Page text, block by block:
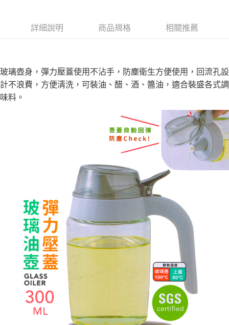
AFTEE先享後付是「在收到商品之後才付款」的支付方式。 讓您購物簡單
【「AFTEE先享後付」結帳流程】
１．於結帳方式選擇「AFTEE先享後付」後，將跳轉至「AFTEE先享後付」
結帳頁面，進行簡訊認證並確認金額後，即可完成結帳。
３．收到繳費通知簡訊後14天內，點擊此簡訊中的連結，可透過四大超商／
ATM／網路銀行／等多元方式進行付款，方視為交易完成。
※ 請注意：結帳手續完成當下不需立刻繳費，但若您需要取消訂單，請聯絡
購買商品的店家。未經商家同意取消之訂單仍視為有效，需透過AFTEE先享
※ 交易是否成功請以「AFTEE先享後付 」之結帳頁面顯示為準，若有關於
是否繳費成功／繳費後需取消欲退款等相關疑問，請聯繫「AFTEE先享後付
https://netprotections.freshdesk.com/support/home
【注意事項】
１．透過由恩沛科技股份有限公司提供之「AFTEE先享後付」服務完成之交
易，需依本服務之必要範圍內提供個人資料，並將交易相關給付款項請求債
權轉讓予恩沛科技股份有限公司。
２．關於個人資料處理事宜，請瀏覽以下網址：
https://aftee.tw/terms/#terms3
３．未成年的使用者請事先徵得法定代理人或監護人之同意方可使用
「AFTEE先享後付」，若未經同意申辦者引起之損失，本公司不負相關責
任。
４．使用「AFTEE先享後付」時，將依據個別帳號之用戶狀況，依本公司即
時審查核予不同之上限額度；若仍有額度不足之情形，本公司將視審查結果
請求用戶進行身份認證。
５．嚴禁一人註冊多個帳號或使用他人資訊註冊。若發現惡意使用之情形，
恩沛科技股份有限公司將有權停止該用戶之使用額度並採取法律行動。
ATM付款
運送方式
本島宅配1~2天後到
每筆NT$80，滿NT$490(含以上)免運費
每筆NT$150，滿NT$3,000(含以上)免運費
每筆NT$150，滿NT$3,000(含以上)免運費
詳細說明 商品規格 相關推薦
玻璃壺身，彈力壓蓋使用不沾手，防塵衛生方便使用，回流孔設
計不浪費，方便清洗，可裝油、醋、酒、醬油，適合裝盛各式調
味料。